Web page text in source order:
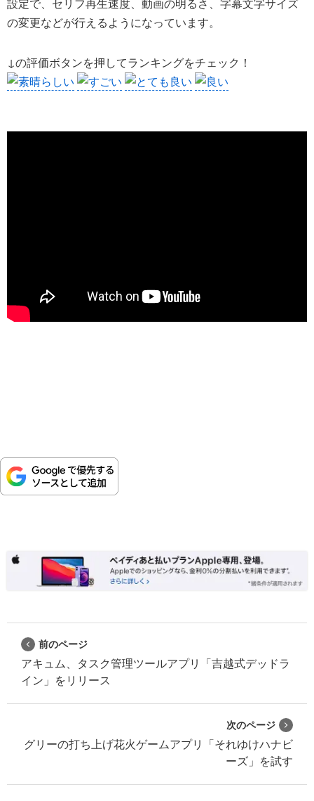
設定で、セリフ再生速度、動画の明るさ、字幕文字サイズ
の変更などが行えるようになっています。
↓の評価ボタンを押してランキングをチェック！
前のページ
アキュム、タスク管理ツールアプリ「吉越式デッドラ
イン」をリリース
次のページ
グリーの打ち上げ花火ゲームアプリ「それゆけハナビ
ーズ」を試す